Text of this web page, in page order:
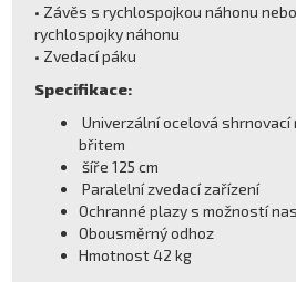
• Závěs s rychlospojkou náhonu
rychlospojky náhonu
• Zvedací páku
Specifikace:
Univerzální ocelová shrnovací
břitem
šíře 125 cm
Paralelní zvedací zařízení
Ochranné plazy s možností
Obousměrný odhoz
Hmotnost 42 kg